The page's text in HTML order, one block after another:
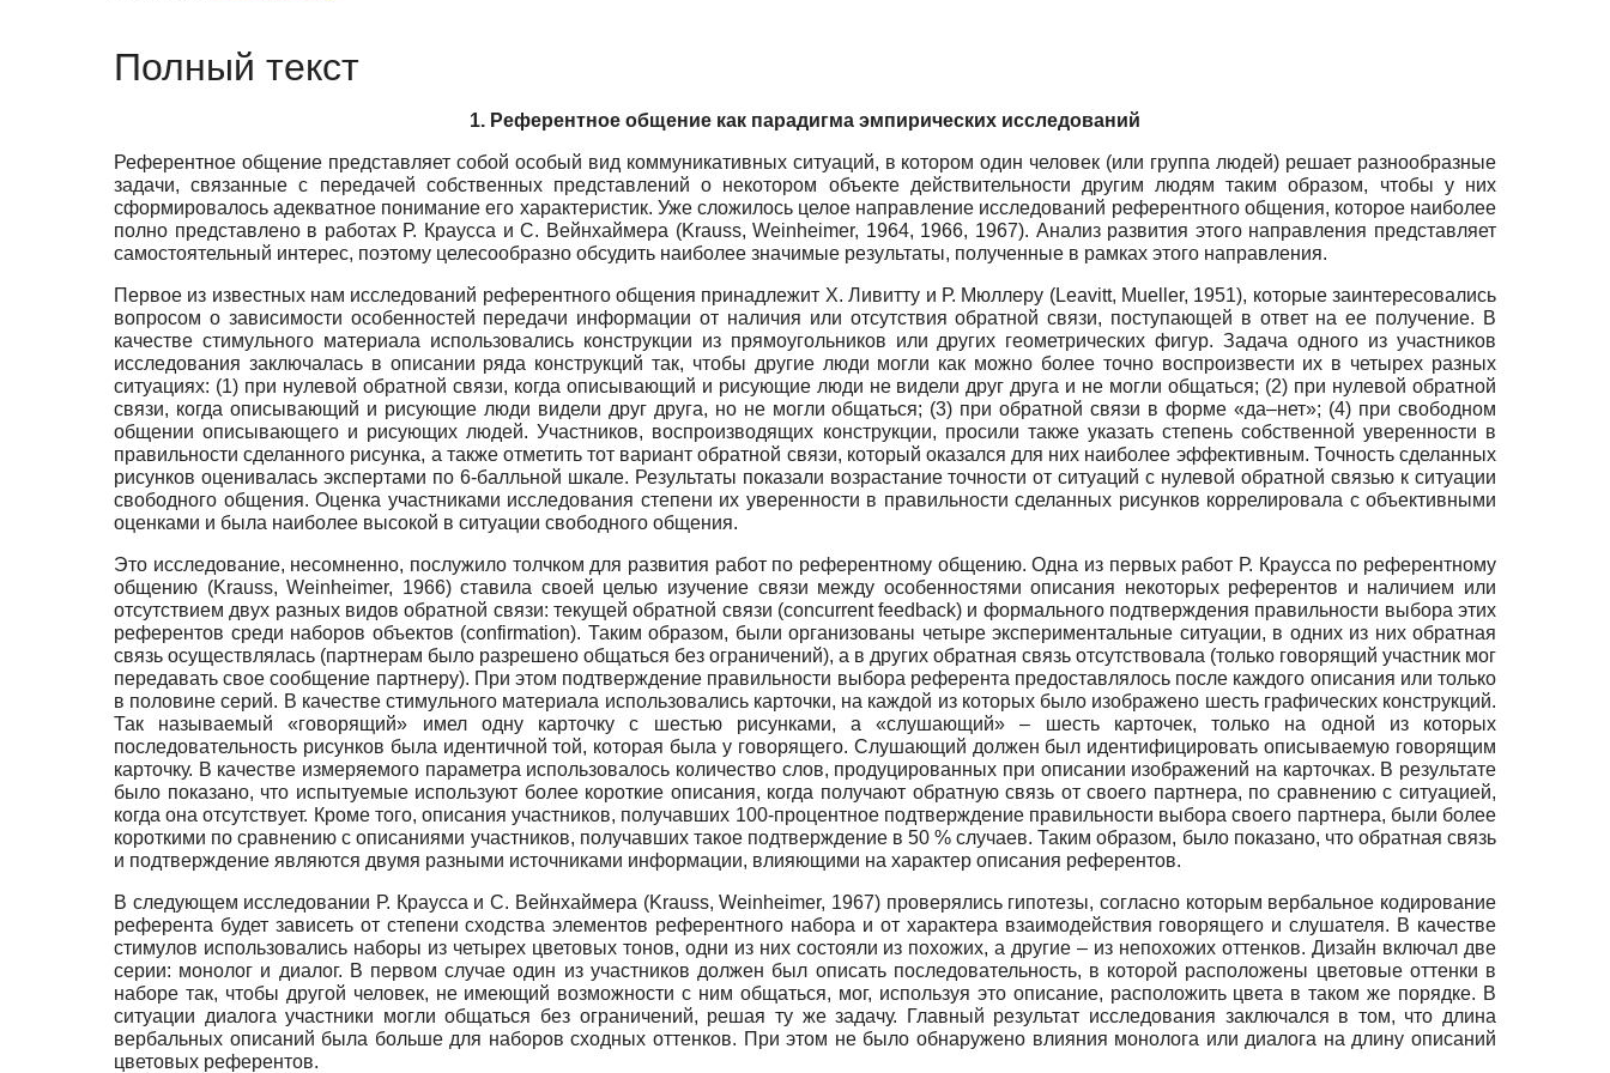
Полный текст
1. Референтное общение как парадигма эмпирических исследований
Референтное общение представляет собой особый вид коммуникативных ситуаций, в котором один человек (или группа людей) решает разнообразные
задачи, связанные с передачей собственных представлений о некотором объекте действительности другим людям таким образом, чтобы у них
сформировалось адекватное понимание его характеристик. Уже сложилось целое направление исследований референтного общения, которое наиболее
полно представлено в работах Р. Краусса и С. Вейнхаймера (Krauss, Weinheimer, 1964, 1966, 1967). Анализ развития этого направления представляет
самостоятельный интерес, поэтому целесообразно обсудить наиболее значимые результаты, полученные в рамках этого направления.
Первое из известных нам исследований референтного общения принадлежит Х. Ливитту и Р. Мюллеру (Leavitt, Mueller, 1951), которые заинтересовались
вопросом о зависимости особенностей передачи информации от наличия или отсутствия обратной связи, поступающей в ответ на ее получение. В
качестве стимульного материала использовались конструкции из прямоугольников или других геометрических фигур. Задача одного из участников
исследования заключалась в описании ряда конструкций так, чтобы другие люди могли как можно более точно воспроизвести их в четырех разных
ситуациях: (1) при нулевой обратной связи, когда описывающий и рисующие люди не видели друг друга и не могли общаться; (2) при нулевой обратной
связи, когда описывающий и рисующие люди видели друг друга, но не могли общаться; (3) при обратной связи в форме «да–нет»; (4) при свободном
общении описывающего и рисующих людей. Участников, воспроизводящих конструкции, просили также указать степень собственной уверенности в
правильности сделанного рисунка, а также отметить тот вариант обратной связи, который оказался для них наиболее эффективным. Точность сделанных
рисунков оценивалась экспертами по 6-балльной шкале. Результаты показали возрастание точности от ситуаций с нулевой обратной связью к ситуации
свободного общения. Оценка участниками исследования степени их уверенности в правильности сделанных рисунков коррелировала с объективными
оценками и была наиболее высокой в ситуации свободного общения.
Это исследование, несомненно, послужило толчком для развития работ по референтному общению. Одна из первых работ Р. Краусса по референтному
общению (Krauss, Weinheimer, 1966) ставила своей целью изучение связи между особенностями описания некоторых референтов и наличием или
отсутствием двух разных видов обратной связи: текущей обратной связи (concurrent feedback) и формального подтверждения правильности выбора этих
референтов среди наборов объектов (confirmation). Таким образом, были организованы четыре экспериментальные ситуации, в одних из них обратная
связь осуществлялась (партнерам было разрешено общаться без ограничений), а в других обратная связь отсутствовала (только говорящий участник мог
передавать свое сообщение партнеру). При этом подтверждение правильности выбора референта предоставлялось после каждого описания или только
в половине серий. В качестве стимульного материала использовались карточки, на каждой из которых было изображено шесть графических конструкций.
Так называемый «говорящий» имел одну карточку с шестью рисунками, а «слушающий» – шесть карточек, только на одной из которых
последовательность рисунков была идентичной той, которая была у говорящего. Слушающий должен был идентифицировать описываемую говорящим
карточку. В качестве измеряемого параметра использовалось количество слов, продуцированных при описании изображений на карточках. В результате
было показано, что испытуемые используют более короткие описания, когда получают обратную связь от своего партнера, по сравнению с ситуацией,
когда она отсутствует. Кроме того, описания участников, получавших 100-процентное подтверждение правильности выбора своего партнера, были более
короткими по сравнению с описаниями участников, получавших такое подтверждение в 50 % случаев. Таким образом, было показано, что обратная связь
и подтверждение являются двумя разными источниками информации, влияющими на характер описания референтов.
В следующем исследовании Р. Краусса и С. Вейнхаймера (Krauss, Weinheimer, 1967) проверялись гипотезы, согласно которым вербальное кодирование
референта будет зависеть от степени сходства элементов референтного набора и от характера взаимодействия говорящего и слушателя. В качестве
стимулов использовались наборы из четырех цветовых тонов, одни из них состояли из похожих, а другие – из непохожих оттенков. Дизайн включал две
серии: монолог и диалог. В первом случае один из участников должен был описать последовательность, в которой расположены цветовые оттенки в
наборе так, чтобы другой человек, не имеющий возможности с ним общаться, мог, используя это описание, расположить цвета в таком же порядке. В
ситуации диалога участники могли общаться без ограничений, решая ту же задачу. Главный результат исследования заключался в том, что длина
вербальных описаний была больше для наборов сходных оттенков. При этом не было обнаружено влияния монолога или диалога на длину описаний
цветовых референтов.